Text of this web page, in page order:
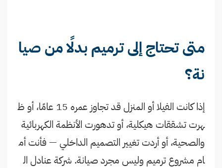
متى تحتاج إلى ترميم بدلًا من صيا
نة؟
إذا كانت الفيلا أو المنزل قد تجاوز عمره 15 عامًا، أو ظ
هرت تشققات هيكلية، أو تدهورت الأنظمة الكهربائية
والصحية، أو أردت تغيير التصميم الداخلي — فأنت أم
ام مشروع ترميم وليس مجرد صيانة. شركة عنادل ال